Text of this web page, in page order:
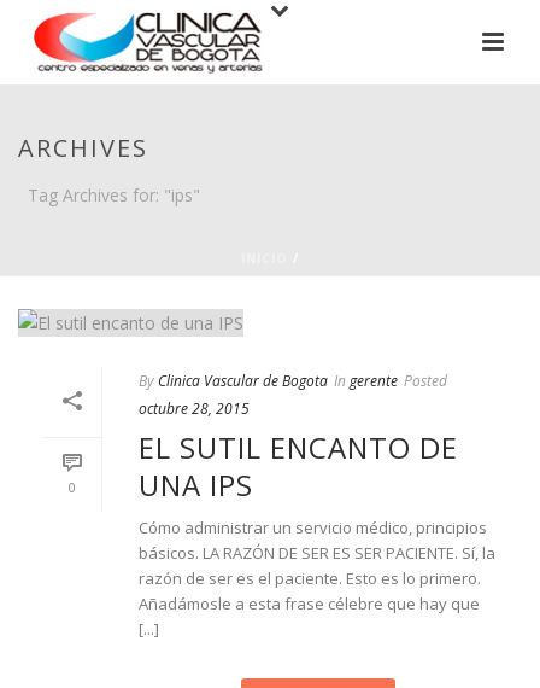
ARCHIVES
Tag Archives for: "ips"
0
By Clinica Vascular de Bogota In gerente Posted
octubre 28, 2015
EL SUTIL ENCANTO DE
UNA IPS
Cómo administrar un servicio médico, principios
básicos. LA RAZÓN DE SER ES SER PACIENTE. Sí, la
razón de ser es el paciente. Esto es lo primero.
Añadámosle a esta frase célebre que hay que
[...]